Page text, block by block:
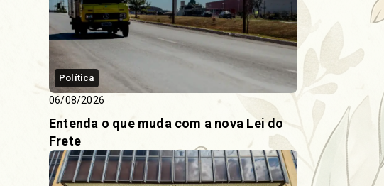
Política
06/08/2026
Entenda o que muda com a nova Lei do
Frete